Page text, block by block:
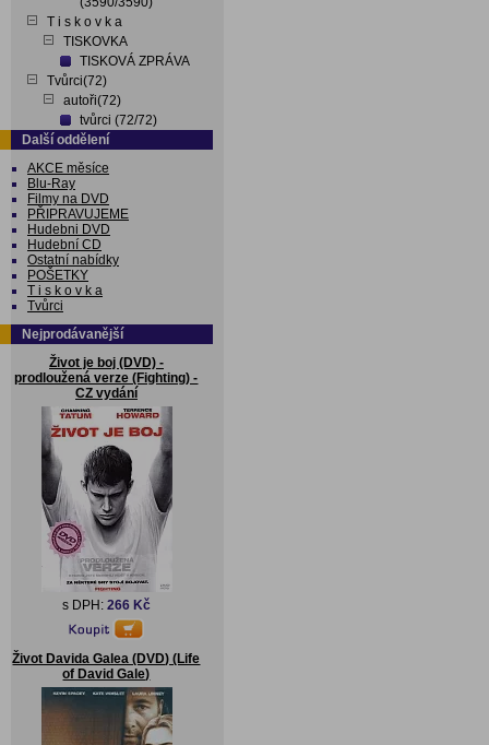
T i s k o v k a
TISKOVKA
TISKOVÁ ZPRÁVA
Tvůrci(72)
autoři(72)
tvůrci (72/72)
Další oddělení
AKCE měsíce
Blu-Ray
Filmy na DVD
PŘIPRAVUJEME
Hudebni DVD
Hudební CD
Ostatní nabídky
POŠETKY
T i s k o v k a
Tvůrci
Nejprodávanější
Život je boj (DVD) -
prodloužená verze (Fighting) -
CZ vydání
s DPH: 266 Kč
Život Davida Galea (DVD) (Life
of David Gale)